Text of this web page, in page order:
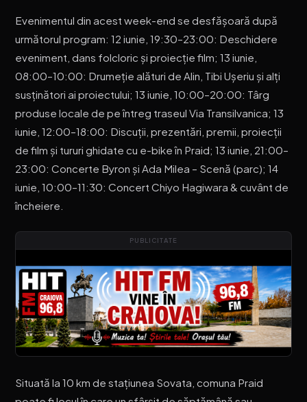
Evenimentul din acest week-end se desfășoară după
următorul program: 12 iunie, 19:30–23:00: Deschidere
eveniment, dans folcloric și proiecție film; 13 iunie,
08:00–10:00: Drumeție alături de Alin, Tibi Ușeriu și alți
susținători ai proiectului; 13 iunie, 10:00–20:00: Târg
produse locale de pe întreg traseul Via Transilvanica; 13
iunie, 12:00–18:00: Discuții, prezentări, premii, proiecții
de film și tururi ghidate cu e-bike în Praid; 13 iunie, 21:00–
23:00: Concerte Byron și Ada Milea – Scenă (parc); 14
iunie, 10:00–11:30: Concert Chiyo Hagiwara & cuvânt de
încheiere.
PUBLICITATE
Situată la 10 km de stațiunea Sovata, comuna Praid